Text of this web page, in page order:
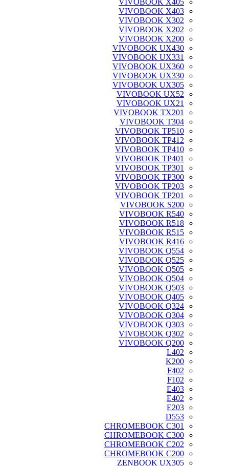
VIVOBOOK X403
VIVOBOOK X302
VIVOBOOK X202
VIVOBOOK X200
VIVOBOOK UX430
VIVOBOOK UX331
VIVOBOOK UX360
VIVOBOOK UX330
VIVOBOOK UX305
VIVOBOOK UX52
VIVOBOOK UX21
VIVOBOOK TX201
VIVOBOOK T304
VIVOBOOK TP510
VIVOBOOK TP412
VIVOBOOK TP410
VIVOBOOK TP401
VIVOBOOK TP301
VIVOBOOK TP300
VIVOBOOK TP203
VIVOBOOK TP201
VIVOBOOK S200
VIVOBOOK R540
VIVOBOOK R518
VIVOBOOK R515
VIVOBOOK R416
VIVOBOOK Q554
VIVOBOOK Q525
VIVOBOOK Q505
VIVOBOOK Q504
VIVOBOOK Q503
VIVOBOOK Q405
VIVOBOOK Q324
VIVOBOOK Q304
VIVOBOOK Q303
VIVOBOOK Q302
VIVOBOOK Q200
L402
K200
F402
F102
E403
E402
E203
D553
CHROMEBOOK C301
CHROMEBOOK C300
CHROMEBOOK C202
CHROMEBOOK C200
ZENBOOK UX305